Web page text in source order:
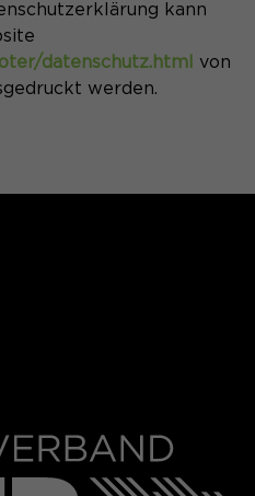
kann
datenschutz.html
von
werden.